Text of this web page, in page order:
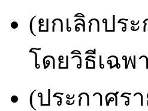
(ยกเลิกปร
โดยวิธีเฉพ
(ประกาศร